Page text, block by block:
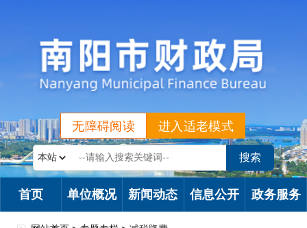
进入适老模式
无障碍阅读
首页 单位概况 新闻动态 信息公开 政务服务